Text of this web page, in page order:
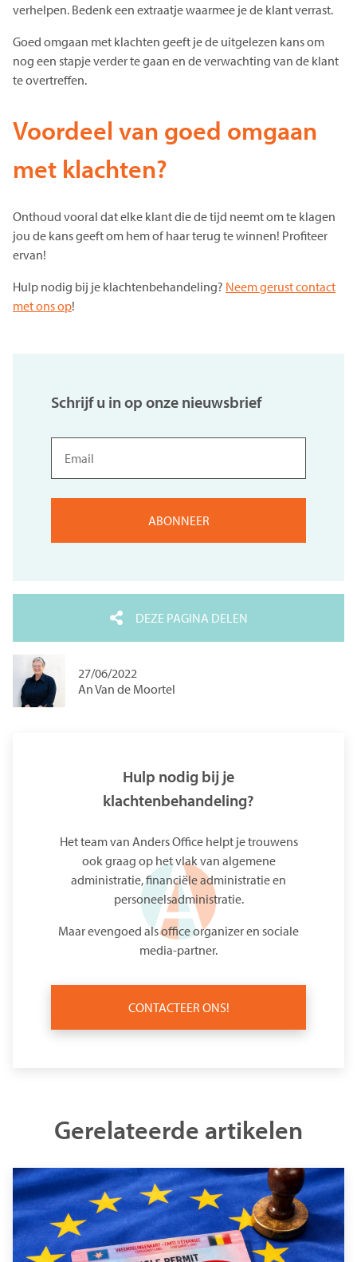
verhelpen. Bedenk een extraatje waarmee je de klant verrast.
Goed omgaan met klachten geeft je de uitgelezen kans om
nog een stapje verder te gaan en de verwachting van de klant
te overtreffen.
Voordeel van goed omgaan
met klachten?
Onthoud vooral dat elke klant die de tijd neemt om te klagen
jou de kans geeft om hem of haar terug te winnen! Profiteer
ervan!
Hulp nodig bij je klachtenbehandeling? Neem gerust contact
met ons op!
Schrijf u in op onze nieuwsbrief
DEZE PAGINA DELEN
27/06/2022
An Van de Moortel
Hulp nodig bij je
klachtenbehandeling?
Hetteam van Anders Officehelpt je trouwens
ook graag op het vlak van algemene
administratie,financiële administratieen
personeelsadministratie.
Maar evengoed alsoffice organizeren sociale
media-partner.
CONTACTEER ONS!
Gerelateerde artikelen